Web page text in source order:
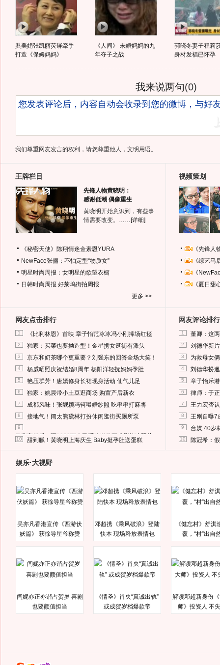
奚美娟张凯丽荧屏牵手
打造《保姆妈妈》
《人间》 未婚妈妈的九
年夺子之战
郭晓冬妻子程莉
身材发福已怀孕
我来说两句(0)
我们尊重网友发言的权利，请您尊重他人，文明用语。
王牌栏目
先锋人物黄晓明：
感谢低潮 偶像重生
黄晓明开始意识到，有些事
情需要改变。…… [详细]
《秘密天使》陈翔情迷金素恩YURA
NewFace张俪：不怕定型“物质女”
明星时尚周报：女明星的欲望衣橱
日韩时尚周报 好莱坞街拍周报
更多 >>
视频策划
《先锋
《综艺
《
《夏日
网友点击排行
1 《比利林恩》首映 章子怡范冰冰冯小刚捧场红毯
2 独家：买菜也要拗造型！金星携女逛街有派头
3 京东和奶茶哪个更重要？刘强东的回答全场大笑！
4 杨威晒照庆祝结婚8周年 杨阳洋轻抚妈妈孕肚
5 艳压群芳！唐嫣修身长裙现身活动 仙气儿足
6 独家：姚晨带小土豆逛商场 购置产后新衣
7 成都风味！张靓颖冯轲曝婚纱照 吃串串打麻将
8 接地气！阔太熊黛林打扮休闲逛街买厕所泵
9
马蓉离婚后，砸1000万人民币给媒体要求删掉这照片
10 甜到腻！黄晓明上海庆生 Baby挺孕肚送蛋糕
网友评论排行
1 董卿：这
2 刘德华新
3 为救母女
4 刘德华扮
5 章子怡斥
6 律师：于
7 王力宏否
8 王刚自曝7
9 台媒:40岁
10 陈冠希：
娱乐·大视野
吴亦凡香港宣传《西游伏
妖篇》 获徐导星爷称赞
邓超携《乘风破浪》登陆
快本 现场释放表情包
《健忘村》舒淇
覆，“村”出自
闫妮亦正亦谐占贺岁 喜剧
也要颜值担当
《情圣》肖央“真诚出轨”
或成贺岁档爆款帝
解读邓超新身份
师》投资人 不